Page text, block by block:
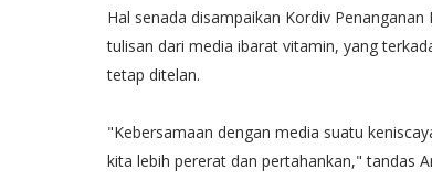
Hal senada disampaikan Kordiv
tulisan dari media ibarat vitamin, yang
tetap ditelan.
"Kebersamaan dengan media suatu
kita lebih pererat dan pertahankan," tandas